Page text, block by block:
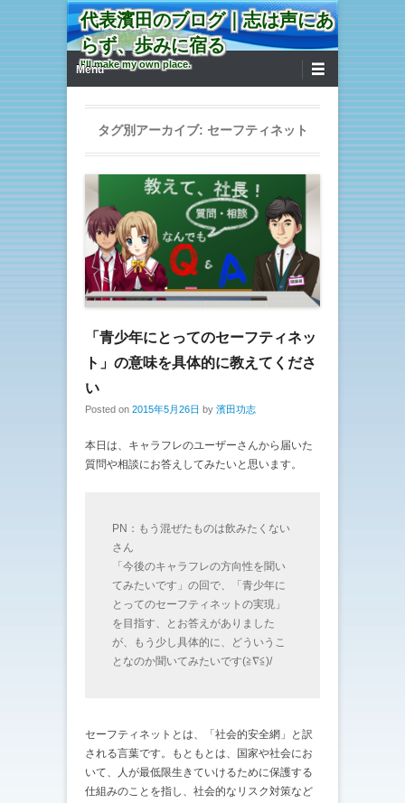
代表濱田のブログ｜志は声にあ
らず、歩みに宿る
I'll make my own place.
第1メニュー
コンテンツへ移動
Menu
タグ別アーカイブ: セーフティネット
「青少年にとってのセーフティネッ
ト」の意味を具体的に教えてくださ
い
Posted on 2015年5月26日 by 濱田功志
本日は、キャラフレのユーザーさんから届いた
質問や相談にお答えしてみたいと思います。
PN：もう混ぜたものは飲みたくない
さん
「今後のキャラフレの方向性を聞い
てみたいです」の回で、「青少年に
とってのセーフティネットの実現」
を目指す、とお答えがありました
が、もう少し具体的に、どういうこ
となのか聞いてみたいです(≧∇≦)/
セーフティネットとは、「社会的安全網」と訳
される言葉です。もともとは、国家や社会にお
いて、人が最低限生きていけるために保護する
仕組みのことを指し、社会的なリスク対策など